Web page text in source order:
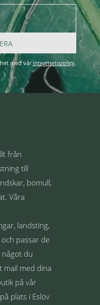
med vår integritetspolicy.
från
till
bomull,
Våra
landsting,
passar de
något du
mail med dina
på vår
plats i Eslöv